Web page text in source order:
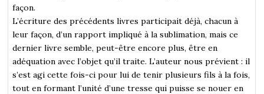
façon.
L’écriture des précédents livres participait déjà, chacun à
leur façon, d’un rapport impliqué à la sublimation, mais ce
dernier livre semble, peut-être encore plus, être en
adéquation avec l’objet qu’il traite. L’auteur nous prévient : il
s’est agi cette fois-ci pour lui de tenir plusieurs fils à la fois,
tout en formant l’unité d’une tresse qui puisse se nouer en